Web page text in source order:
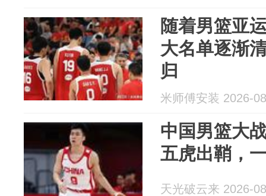
随着男篮亚
大名单逐渐
归
米师傅安装 2026-
中国男篮大
五虎出鞘，
天光破云来 2026-